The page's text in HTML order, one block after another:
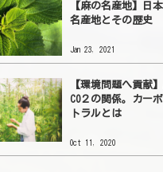
【麻の名産地】日
名産地とその歴史
Jan 23, 2021
【環境問題へ貢献
CO２の関係。カー
トラルとは
Oct 11, 2020